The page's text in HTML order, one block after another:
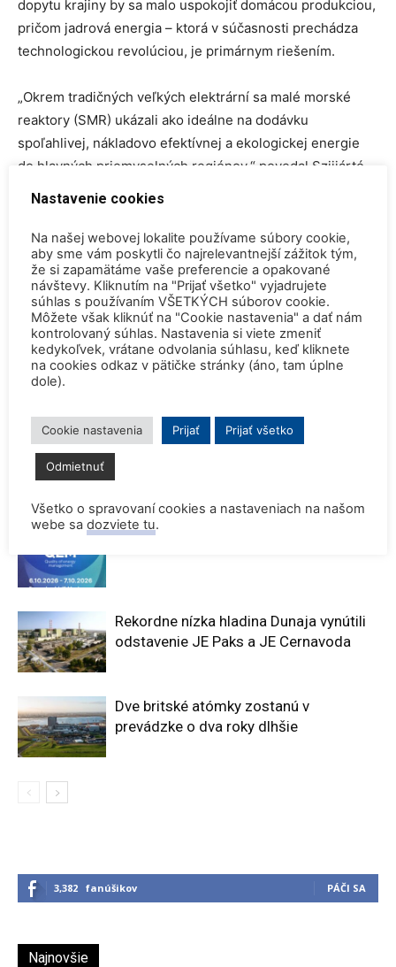
dopytu krajiny by sa malo uspokojiť domácou produkciou,
pričom jadrová energia – ktorá v súčasnosti prechádza
technologickou revolúciou, je primárnym riešením.
„Okrem tradičných veľkých elektrární sa malé morské
reaktory (SMR) ukázali ako ideálne na dodávku
spoľahlivej, nákladovo efektívnej a ekologickej energie
do hlavných priemyselných regiónov,“ povedal Szijjártó.
Predchádzajúci článok
Poľsko obnovilo činnosť
reaktora Maria
Ďalší článok
Konferencia QEM 2026
Rekordne nízka hladina Dunaja vynútili
odstavenie JE Paks a JE Cernavoda
Dve britské atómky zostanú v
prevádzke o dva roky dlhšie
3,382 fanúšikov PÁČI SA
Najnovšie
Nastavenie cookies
Na našej webovej lokalite používame súbory cookie,
aby sme vám poskytli čo najrelevantnejší zážitok tým,
že si zapamätáme vaše preferencie a opakované
návštevy. Kliknutím na "Prijať všetko" vyjadrujete
súhlas s používaním VŠETKÝCH súborov cookie.
Môžete však kliknúť na "Cookie nastavenia" a dať nám
kontrolovaný súhlas. Nastavenia si viete zmeniť
kedykoľvek, vrátane odvolania súhlasu, keď kliknete
na cookies odkaz v pätičke stránky (áno, tam úplne
dole).
Cookie nastavenia Prijať Prijať všetko
Odmietnuť
Všetko o spravovaní cookies a nastaveniach na našom
webe sa dozviete tu.